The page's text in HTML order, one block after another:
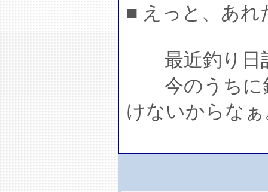
■ えっと、あれ
最近釣り日
今のうちに
けないからな